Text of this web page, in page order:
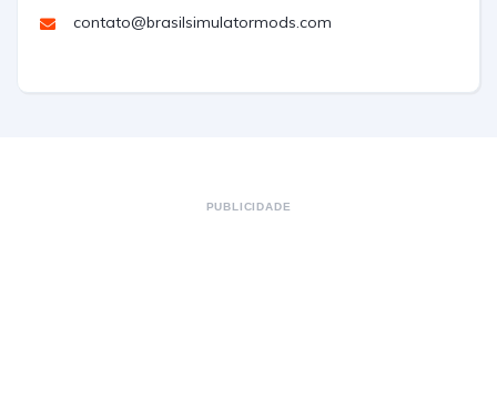
contato@brasilsimulatormods.com
PUBLICIDADE